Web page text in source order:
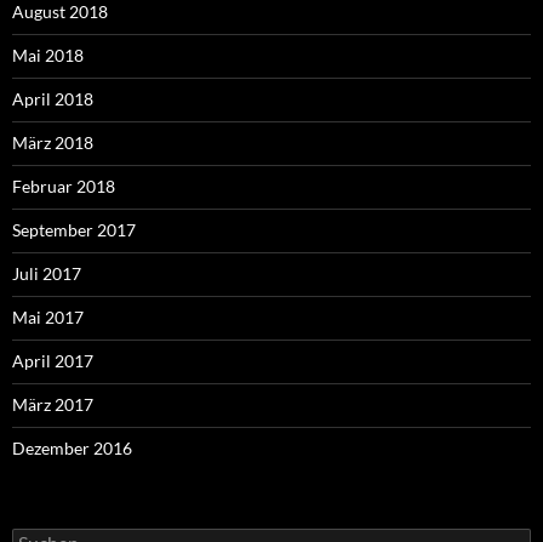
August 2018
Mai 2018
April 2018
März 2018
Februar 2018
September 2017
Juli 2017
Mai 2017
April 2017
März 2017
Dezember 2016